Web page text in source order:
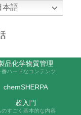
題を取り上げます
品化学物質管理
番ハードなコンテンツ
chemSHERPA
超入門
のすごく基本的な内容
本語